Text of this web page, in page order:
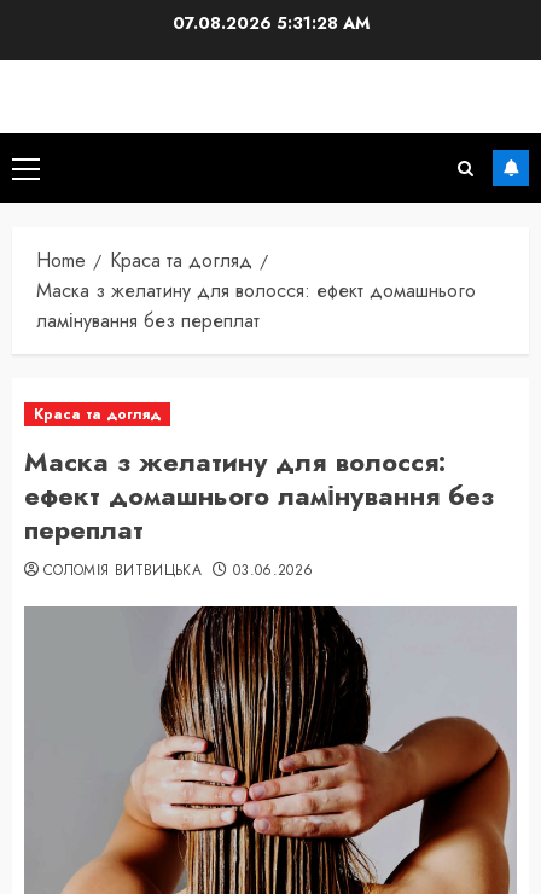
07.08.2026 5:31:29 AM
Primary
Menu
Home
Краса та догляд
Маска з желатину для волосся: ефект домашнього
ламінування без переплат
Краса та догляд
Маска з желатину для волосся:
ефект домашнього ламінування без
переплат
СОЛОМІЯ ВИТВИЦЬКА 03.06.2026